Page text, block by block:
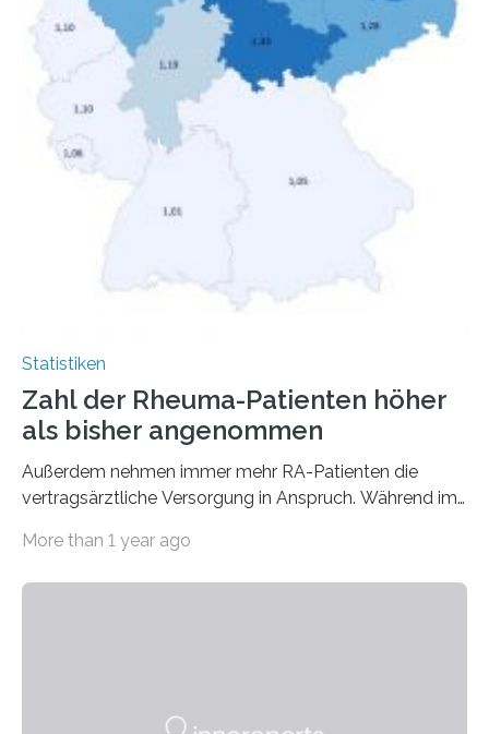
Statistiken
Zahl der Rheuma-Patienten höher
als bisher angenommen
Außerdem nehmen immer mehr RA-Patienten die
vertragsärztliche Versorgung in Anspruch. Während im
More than 1 year ago